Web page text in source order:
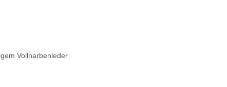
Vollnarbenleder